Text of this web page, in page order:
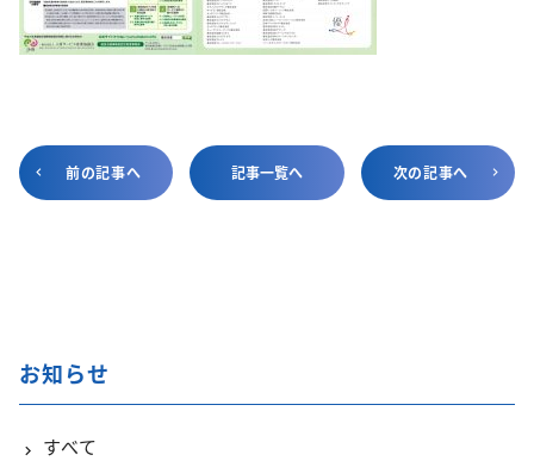
前の記事へ 記事一覧へ 次の記事へ
お知らせ
すべて